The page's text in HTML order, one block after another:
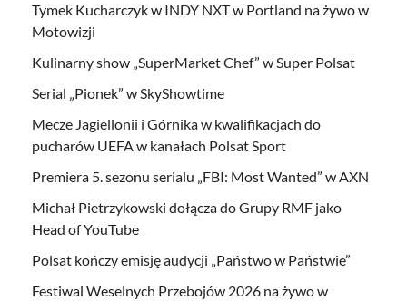
Tymek Kucharczyk w INDY NXT w Portland na żywo w
Motowizji
Kulinarny show „SuperMarket Chef” w Super Polsat
Serial „Pionek” w SkyShowtime
Mecze Jagiellonii i Górnika w kwalifikacjach do
pucharów UEFA w kanałach Polsat Sport
Premiera 5. sezonu serialu „FBI: Most Wanted” w AXN
Michał Pietrzykowski dołącza do Grupy RMF jako
Head of YouTube
Polsat kończy emisję audycji „Państwo w Państwie”
Festiwal Weselnych Przebojów 2026 na żywo w